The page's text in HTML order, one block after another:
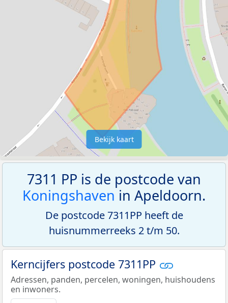
Bekijk kaart
7311 PP is de postcode van
Koningshaven in Apeldoorn.
De postcode 7311PP heeft de
huisnummerreeks 2 t/m 50.
Kerncijfers postcode 7311PP
Adressen, panden, percelen, woningen, huishoudens
en inwoners.